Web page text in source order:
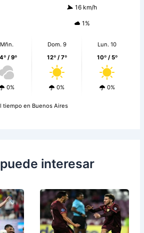
16 km/h
1%
Mñn.
/ 9º
0%
Dom. 9
12º / 7º
0%
Lun. 10
10º / 5º
0%
tiempo en Buenos Aires
interesar